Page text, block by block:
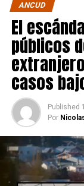
ANCUD
El
públicos
casos
Published
Por